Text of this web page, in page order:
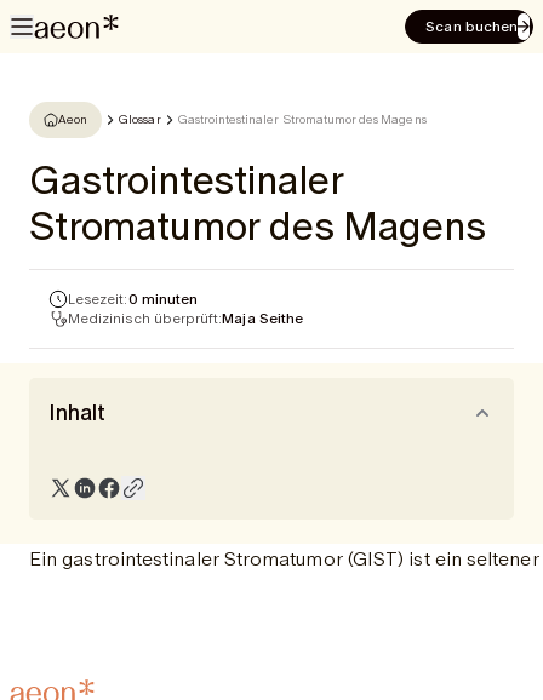
Scan buchen
Aeon Glossar Gastrointestinaler Stromatumor des Magens
Gastrointestinaler
Stromatumor des Magens
Lesezeit:0 minuten
Medizinisch überprüft:Maja Seithe
Inhalt
Ein gastrointestinaler Stromatumor (GIST) ist ein